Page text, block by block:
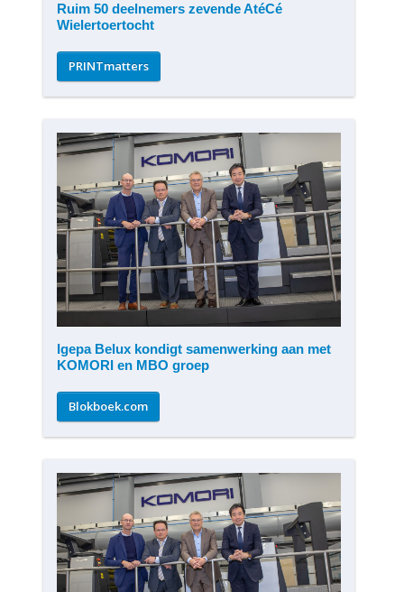
Ruim 50 deelnemers zevende AtéCé
Wielertoertocht
PRINTmatters
Igepa Belux kondigt samenwerking aan met
KOMORI en MBO groep
Blokboek.com